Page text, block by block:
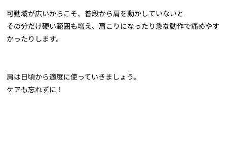
可動域が広いからこそ、普段から肩を動かしていないと
その分だけ硬い範囲も増え、肩こりになったり急な動作で痛めやす
かったりします。
肩は日頃から適度に使っていきましょう。
ケアも忘れずに！